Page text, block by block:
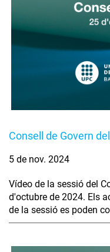
Consell de Govern
5 de nov. 2024
Vídeo de la sessió del
d'octubre de 2024. Els
de la sessió es poden